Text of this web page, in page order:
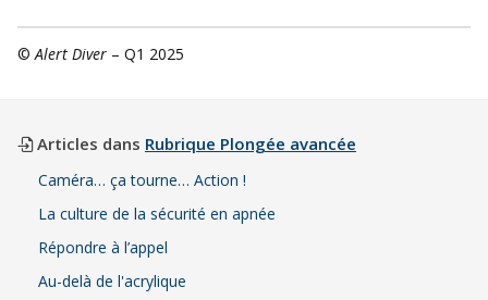
©Alert Diver – Q1 2025
Articles dans Rubrique Plongée avancée
Caméra… ça tourne… Action !
La culture de la sécurité en apnée
Répondre à l’appel
Au-delà de l'acrylique